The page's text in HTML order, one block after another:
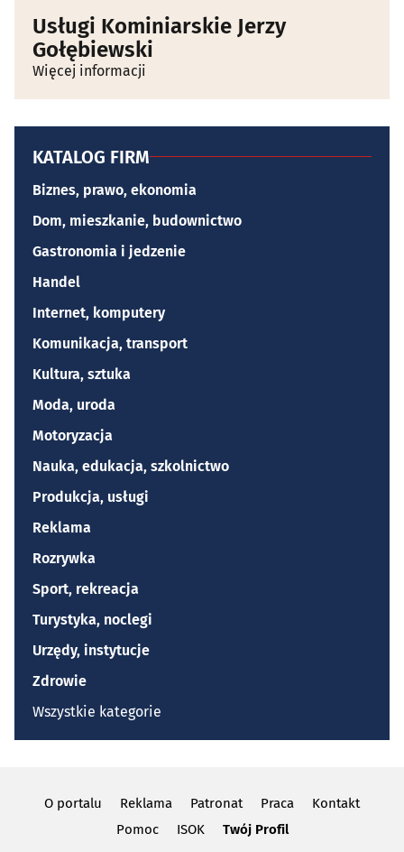
Usługi Kominiarskie Jerzy
Gołębiewski
Więcej informacji
KATALOG FIRM
Biznes, prawo, ekonomia
Dom, mieszkanie, budownictwo
Gastronomia i jedzenie
Handel
Internet, komputery
Komunikacja, transport
Kultura, sztuka
Moda, uroda
Motoryzacja
Nauka, edukacja, szkolnictwo
Produkcja, usługi
Reklama
Rozrywka
Sport, rekreacja
Turystyka, noclegi
Urzędy, instytucje
Zdrowie
Wszystkie kategorie
O portalu Reklama Patronat Praca
Kontakt
Pomoc
ISOK Twój Profil